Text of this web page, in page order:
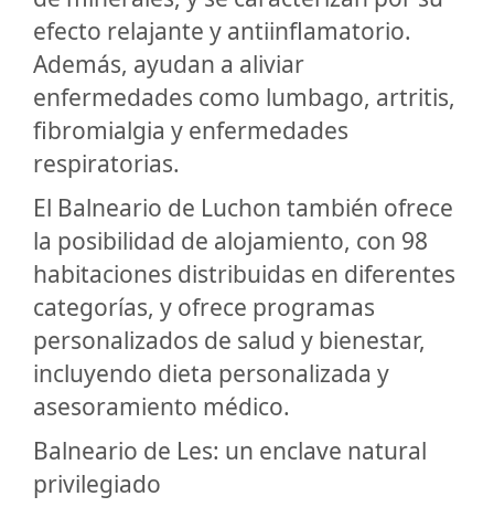
efecto relajante y antiinflamatorio.
Además, ayudan a aliviar
enfermedades como lumbago, artritis,
fibromialgia y enfermedades
respiratorias.
El Balneario de Luchon también ofrece
la posibilidad de alojamiento, con 98
habitaciones distribuidas en diferentes
categorías, y ofrece programas
personalizados de salud y bienestar,
incluyendo dieta personalizada y
asesoramiento médico.
Balneario de Les: un enclave natural
privilegiado